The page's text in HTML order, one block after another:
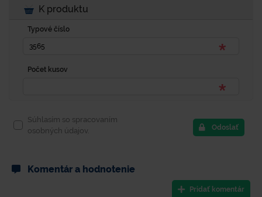
K produktu
Typové číslo
Počet kusov
Súhlasím so spracovaním
osobných údajov.
Odoslať
Komentár a hodnotenie
Pridať komentár